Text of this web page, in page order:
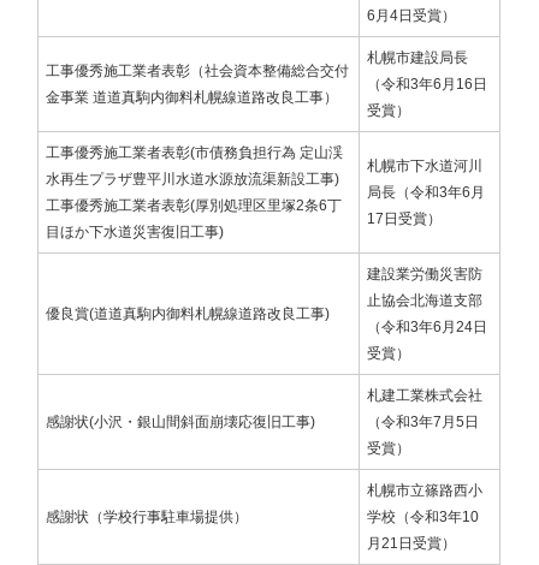
6月4日受賞）
工事優秀施工業者表彰（社会資本整備総合交付
金事業 道道真駒内御料札幌線道路改良工事）
札幌市建設局長
（令和3年6月16日
受賞）
工事優秀施工業者表彰(市債務負担行為 定山渓
水再生プラザ豊平川水道水源放流渠新設工事)
工事優秀施工業者表彰(厚別処理区里塚2条6丁
目ほか下水道災害復旧工事)
札幌市下水道河川
局長（令和3年6月
17日受賞）
優良賞(道道真駒内御料札幌線道路改良工事)
建設業労働災害防
止協会北海道支部
（令和3年6月24日
受賞）
感謝状(小沢・銀山間斜面崩壊応復旧工事)
札建工業株式会社
（令和3年7月5日
受賞）
感謝状（学校行事駐車場提供）
札幌市立篠路西小
学校（令和3年10
月21日受賞）